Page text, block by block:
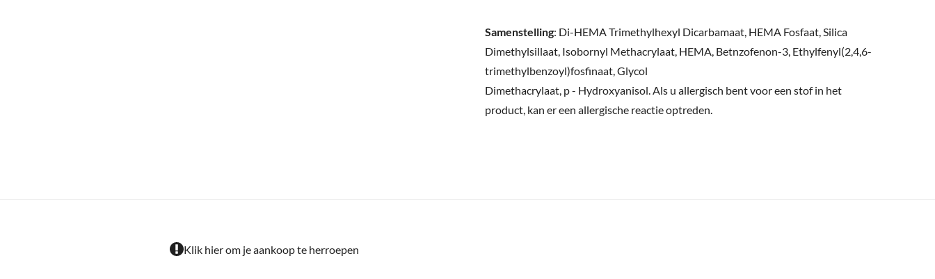
Samenstelling: Di-HEMA Trimethylhexyl Dicarbamaat, HEMA Fosfaat, Silica
Dimethylsillaat, Isobornyl Methacrylaat, HEMA, Betnzofenon-3, Ethylfenyl(2,4,6-
trimethylbenzoyl)fosfinaat, Glycol
Dimethacrylaat, p - Hydroxyanisol. Als u allergisch bent voor een stof in het
product, kan er een allergische reactie optreden.
Klik hier om je aankoop te herroepen